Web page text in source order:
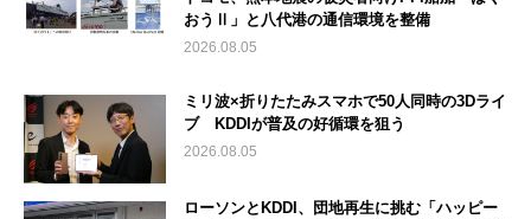
おうⅡ」と八代港の通信環境を整備
2026.08.05
ミリ波×折りたたみスマホで50人同時の3Dライ
ブ KDDIが普及の好循環を狙う
2026.08.05
ローソンとKDDI、団地再生に挑む「ハッピー